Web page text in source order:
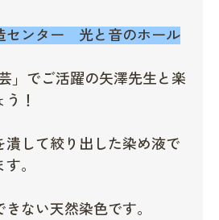
センター 光と音のホール
」でご活躍の矢澤先生と楽
！
潰して絞り出した染め液で
。
ない天然染色です。